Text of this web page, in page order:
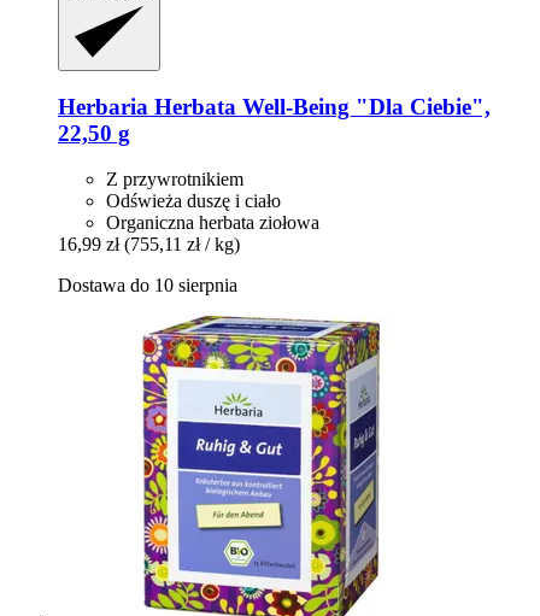
Herbaria Herbata Well-​Being "Dla Ciebie",
22,50 g
Z przywrotnikiem
Odświeża duszę i ciało
Organiczna herbata ziołowa
16,99 zł (755,11 zł / kg)
Dostawa do 10 sierpnia